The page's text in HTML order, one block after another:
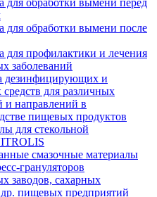
для обработки вымени перед
для обработки вымени после
для профилактики и лечения
заболеваний
дезинфицирующих и
для различных
и направлений в
пищевых продуктов
для стекольной
смазочные материалы
грануляторов
заводов, сахарных
пищевых предприятий